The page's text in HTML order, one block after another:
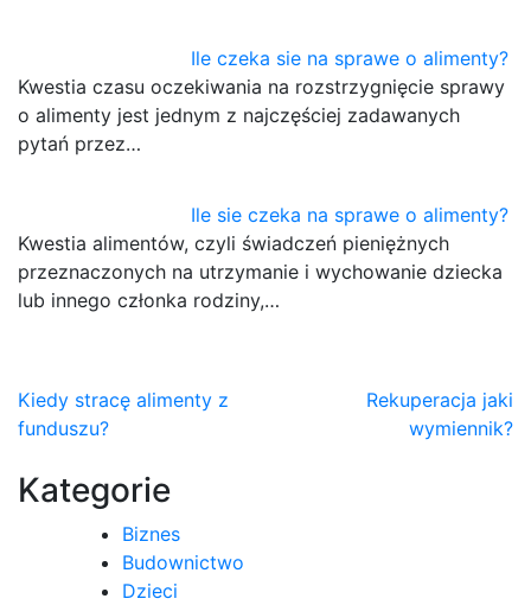
Ile czeka sie na sprawe o alimenty?
Kwestia czasu oczekiwania na rozstrzygnięcie sprawy
o alimenty jest jednym z najczęściej zadawanych
pytań przez…
Ile sie czeka na sprawe o alimenty?
Kwestia alimentów, czyli świadczeń pieniężnych
przeznaczonych na utrzymanie i wychowanie dziecka
lub innego członka rodziny,…
Nawigacja
wpisu
Kiedy stracę alimenty z
funduszu?
Rekuperacja jaki
wymiennik?
Kategorie
Biznes
Budownictwo
Dzieci